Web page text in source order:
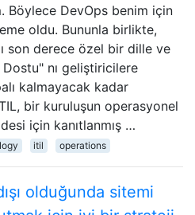
Böylece DevOps benim için
oldu. Bununla birlikte,
son derece özel bir dille ve
nı geliştiricilere
kalmayacak kadar
bir kuruluşun operasyonel
için kanıtlanmış …
itil operations
olduğunda sitemi